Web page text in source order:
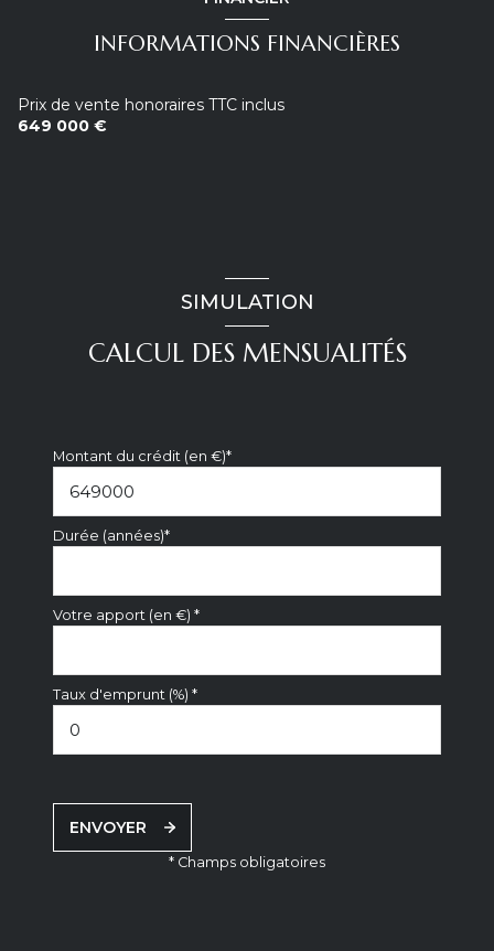
INFORMATIONS FINANCIÈRES
Prix de vente honoraires TTC inclus
649 000 €
SIMULATION
CALCUL DES MENSUALITÉS
Montant du crédit (en €)*
Durée (années)*
Votre apport (en €) *
Taux d'emprunt (%) *
ENVOYER
* Champs obligatoires